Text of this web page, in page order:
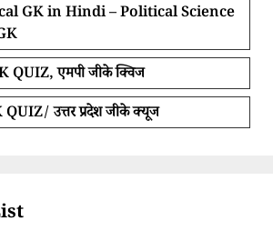
GK in Hindi – Political Science
QUIZ, एमपी जीके क्विज
उत्तर प्रदेश जीके क्यूज